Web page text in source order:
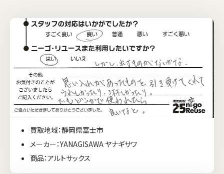
買取地域：静岡県富士市
メーカー：YANAGISAWA ヤナギサワ
商品：アルトサックス